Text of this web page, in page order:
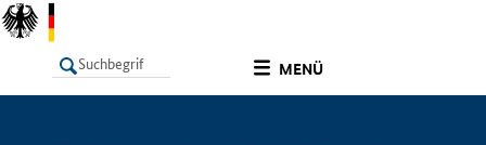
MENÜ